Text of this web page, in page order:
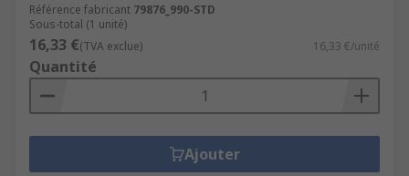
Référence fabricant 79876_990-STD
Sous-total (1 unité)
16,33 €(TVA exclue) 16,33 €/unité
Quantité
Ajouter